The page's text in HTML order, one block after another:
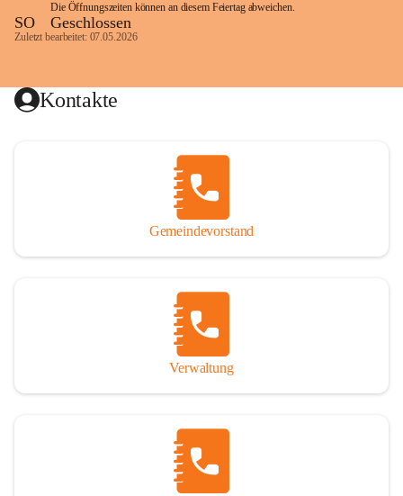
Die Öffnungszeiten können an diesem Feiertag abweichen.
SO Geschlossen
Zuletzt bearbeitet: 07.05.2026
Kontakte
Gemeindevorstand
Verwaltung